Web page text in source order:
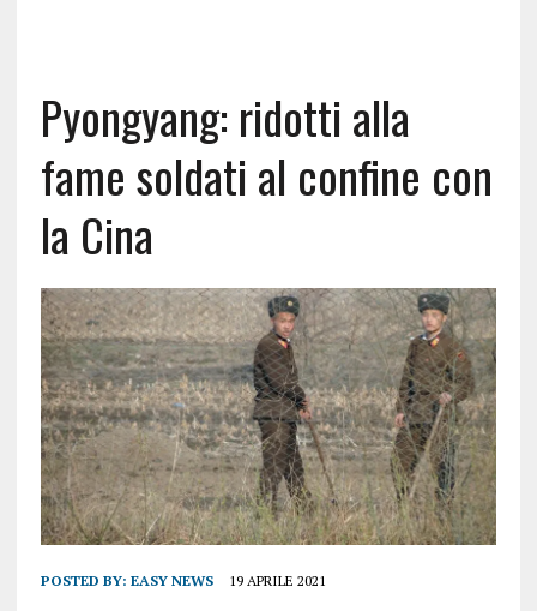
Pyongyang: ridotti alla
fame soldati al confine con
la Cina
POSTED BY: EASY NEWS 19 APRILE 2021